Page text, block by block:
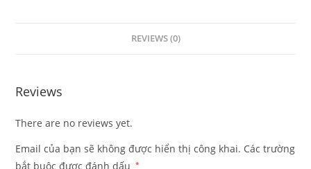
REVIEWS (0)
Reviews
There are no reviews yet.
Email của bạn sẽ không được hiển thị công khai. Các trường
bắt buộc được đánh dấu
*